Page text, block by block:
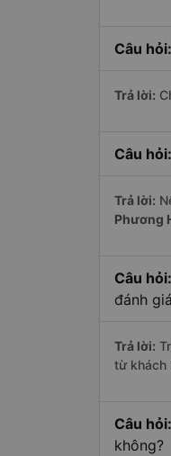
Câu hỏi:
Trả lời:
Câu hỏi:
Trả lời:
Phương
Câu hỏi:
đánh
Trả lời:
từ khách
Câu hỏi:
không?